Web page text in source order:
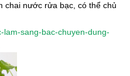
chai nước rửa bạc, có thể chủ
lam-sang-bac-chuyen-dung-